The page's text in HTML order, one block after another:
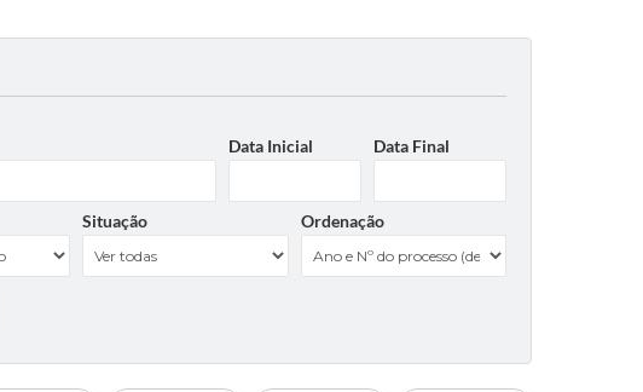
Data Inicial Data Final
Situação Ordenação